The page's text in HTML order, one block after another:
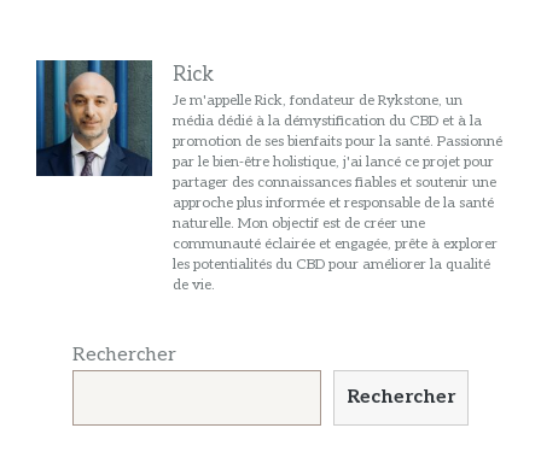
Rick
Je m'appelle Rick, fondateur de Rykstone, un
média dédié à la démystification du CBD et à la
promotion de ses bienfaits pour la santé. Passionné
par le bien-être holistique, j'ai lancé ce projet pour
partager des connaissances fiables et soutenir une
approche plus informée et responsable de la santé
naturelle. Mon objectif est de créer une
communauté éclairée et engagée, prête à explorer
les potentialités du CBD pour améliorer la qualité
de vie.
Rechercher
Rechercher